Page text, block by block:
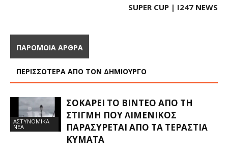
SUPER CUP | I247 NEWS
ΠΑΡΟΜΟΙΑ ΑΡΘΡΑ
ΠΕΡΙΣΣΟΤΕΡΑ ΑΠΟ ΤΟΝ ΔΗΜΙΟΥΡΓΟ
ΑΣΤΥΝΟΜΙΚΑ
ΝΕΑ
ΣΟΚΆΡΕΙ ΤΟ ΒΊΝΤΕΟ ΑΠΌ ΤΗ
ΣΤΙΓΜΉ ΠΟΥ ΛΙΜΕΝΙΚΌΣ
ΠΑΡΑΣΎΡΕΤΑΙ ΑΠΌ ΤΑ ΤΕΡΆΣΤΙΑ
ΚΎΜΑΤΑ